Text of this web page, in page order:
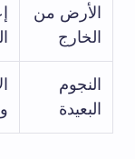
الأرض من
الخارج
النجوم
البعيدة